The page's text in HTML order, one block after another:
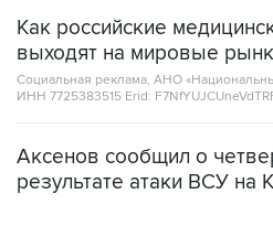
Как российские
выходят на мировые
Социальная реклама, АНО
ИНН 7725383515 Erid:
Аксенов сообщил о
результате атаки ВСУ на